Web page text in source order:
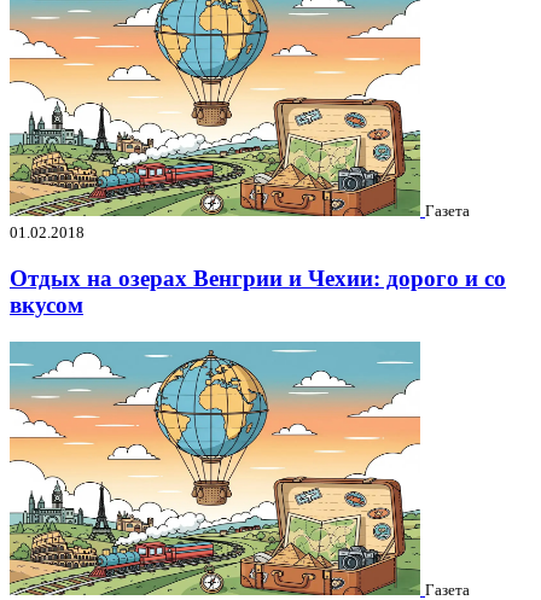
Газета
01.02.2018
Отдых на озерах Венгрии и Чехии: дорого и со
вкусом
Газета